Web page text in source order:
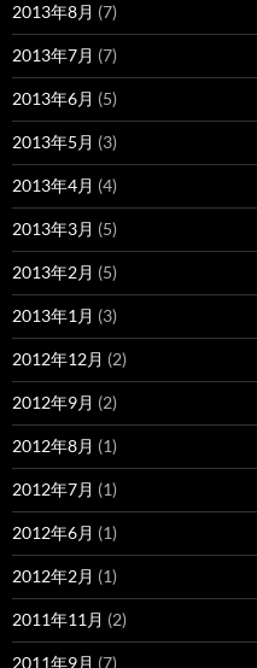
2013年8月 (7)
2013年7月 (7)
2013年6月 (5)
2013年5月 (3)
2013年4月 (4)
2013年3月 (5)
2013年2月 (5)
2013年1月 (3)
2012年12月 (2)
2012年9月 (2)
2012年8月 (1)
2012年7月 (1)
2012年6月 (1)
2012年2月 (1)
2011年11月 (2)
2011年9月 (7)